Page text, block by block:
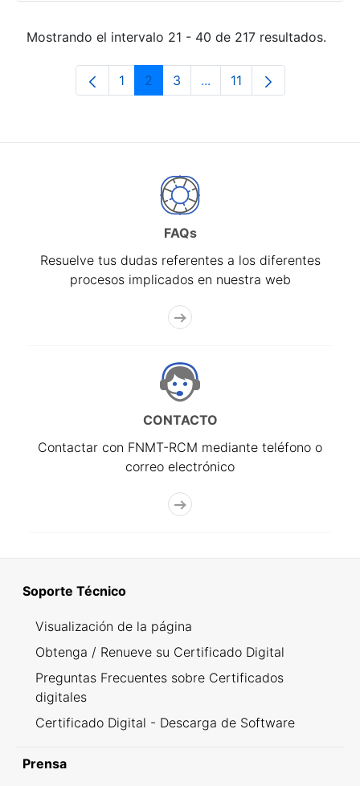
Mostrando el intervalo 21 - 40 de 217 resultados.
Página
1 Página
2 Página
3 ...Páginas intermedias Use
Página
11
FAQs
Resuelve tus dudas referentes a los diferentes
procesos implicados en nuestra web
CONTACTO
Contactar con FNMT-RCM mediante teléfono o
correo electrónico
Soporte Técnico
Visualización de la página
Obtenga / Renueve su Certificado Digital
Preguntas Frecuentes sobre Certificados
digitales
Certificado Digital - Descarga de Software
Prensa